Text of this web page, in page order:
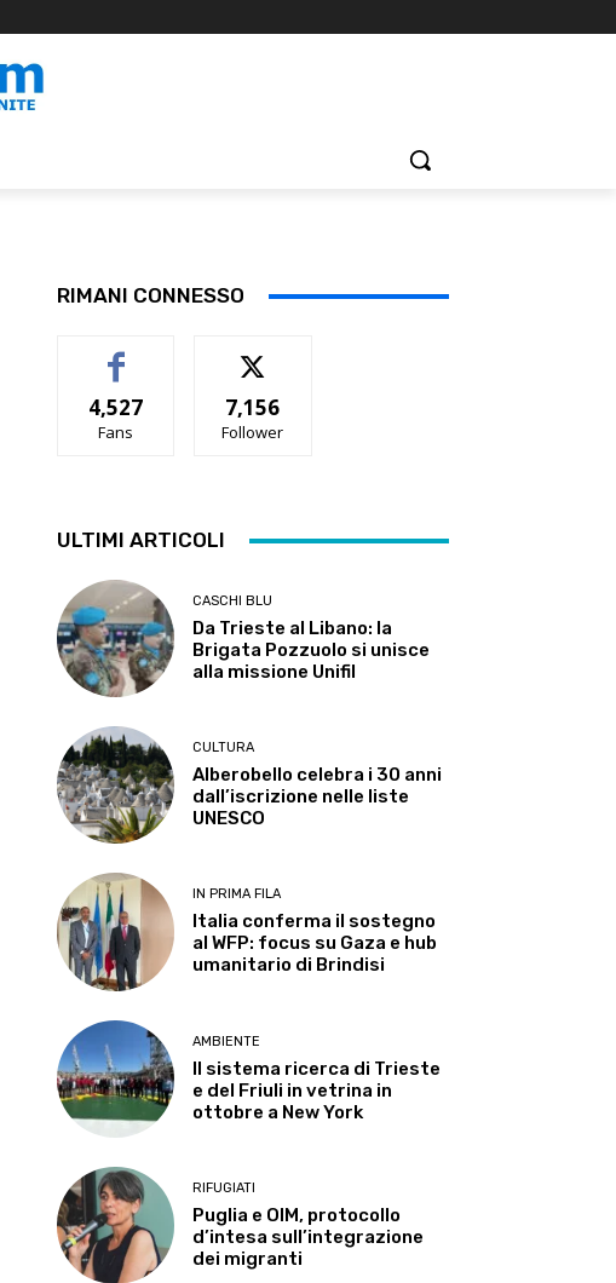
RIMANI CONNESSO
4,527
Fans
7,156
Follower
ULTIMI ARTICOLI
CASCHI BLU
Da Trieste al Libano: la
Brigata Pozzuolo si unisce
alla missione Unifil
CULTURA
Alberobello celebra i 30 anni
dall’iscrizione nelle liste
UNESCO
IN PRIMA FILA
Italia conferma il sostegno
al WFP: focus su Gaza e hub
umanitario di Brindisi
AMBIENTE
Il sistema ricerca di Trieste
e del Friuli in vetrina in
ottobre a New York
RIFUGIATI
Puglia e OIM, protocollo
d’intesa sull’integrazione
dei migranti